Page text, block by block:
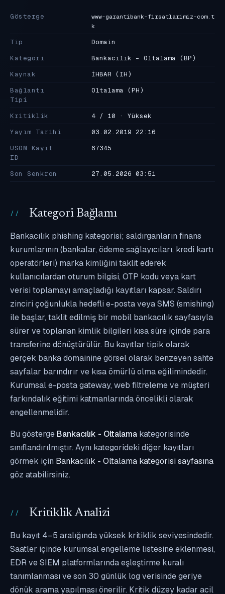
Gösterge
www-garantibank-firsatlarimiz-com.t
k
Tip
Domain
Kategori
Bankacılık - Oltalama (BP)
Kaynak
İHBAR (IH)
Bağlantı
Tipi
Oltalama (PH)
Kritiklik
4 / 10 · Yüksek
Yayım Tarihi
03.02.2019 22:16
USOM Kayıt
ID
67345
Son Senkron 27.05.2026 03:51
Kategori Bağlamı
Bankacılık phishing kategorisi; saldırganların finans
kurumlarının (bankalar, ödeme sağlayıcıları, kredi kartı
operatörleri) marka kimliğini taklit ederek
kullanıcılardan oturum bilgisi, OTP kodu veya kart
verisi toplamayı amaçladığı kayıtları kapsar. Saldırı
zinciri çoğunlukla hedefli e-posta veya SMS (smishing)
ile başlar, taklit edilmiş bir mobil bankacılık sayfasıyla
sürer ve toplanan kimlik bilgileri kısa süre içinde para
transferine dönüştürülür. Bu kayıtlar tipik olarak
gerçek banka domainine görsel olarak benzeyen sahte
sayfalar barındırır ve kısa ömürlü olma eğilimindedir.
Kurumsal e-posta gateway, web filtreleme ve müşteri
farkındalık eğitimi katmanlarında öncelikli olarak
engellenmelidir.
Bu gösterge Bankacılık - Oltalama kategorisinde
sınıflandırılmıştır. Aynı kategorideki diğer kayıtları
görmek için Bankacılık - Oltalama kategorisi sayfasına
göz atabilirsiniz.
Kritiklik Analizi
Bu kayıt 4–5 aralığında yüksek kritiklik seviyesindedir.
Saatler içinde kurumsal engelleme listesine eklenmesi,
EDR ve SIEM platformlarında eşleştirme kuralı
tanımlanması ve son 30 günlük log verisinde geriye
dönük arama yapılması önerilir. Kritik düzey kadar acil